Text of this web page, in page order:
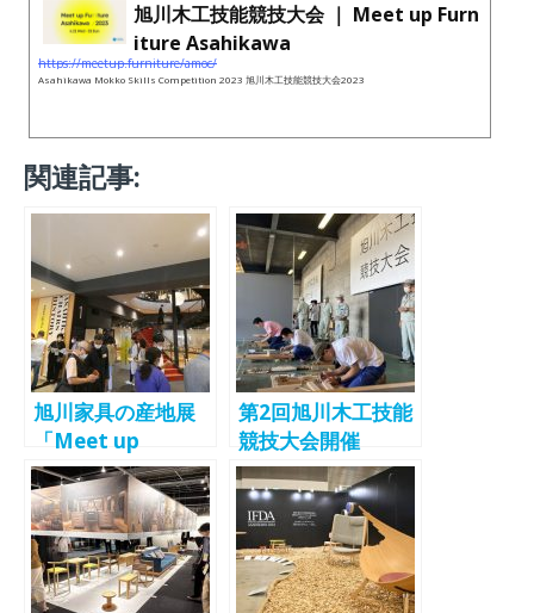
旭川木工技能競技大会 ｜ Meet up Furn
iture Asahikawa
https://meetup.furniture/amoc/
Asahikawa Mokko Skills Competition 2023 旭川木工技能競技大会2023
関連記事:
旭川家具の産地展
「Meet up
Furniture
Asahikawa
2023」 6月21日
～25日開催
第2回旭川木工技能
競技大会開催
「旭川家具No.1職
人」第2回王者決
定！ -Meet up
Furniture
Asahikawa2023-